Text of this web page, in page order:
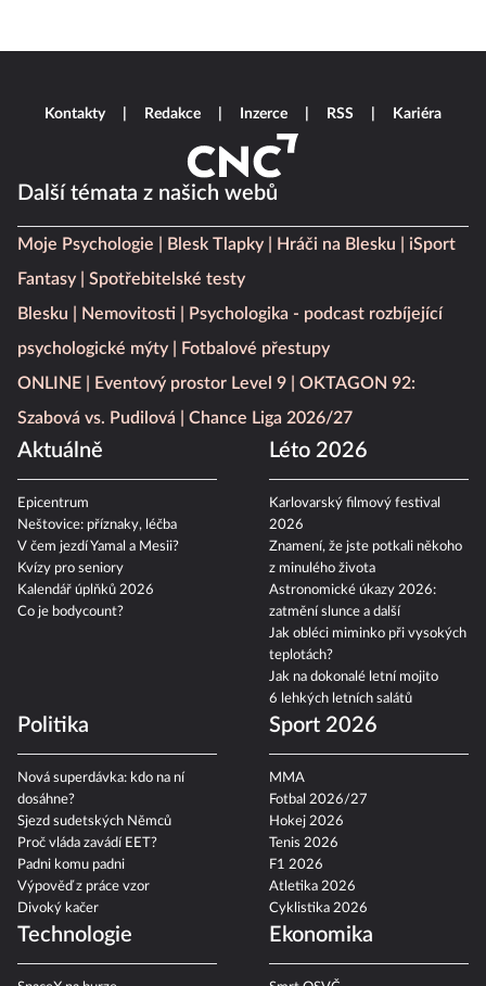
Další témata z našich webů
Moje Psychologie Blesk Tlapky Hráči na Blesku
iSport
Fantasy
Spotřebitelské testy
Blesku
Nemovitosti
Psychologika - podcast rozbíjející
psychologické mýty
Fotbalové přestupy
ONLINE
Eventový prostor Level 9
OKTAGON 92:
Szabová vs. Pudilová
Chance Liga 2026/27
Aktuálně
Epicentrum
Neštovice: příznaky, léčba
V čem jezdí Yamal a Mesii?
Kvízy pro seniory
Kalendář úplňků 2026
Co je bodycount?
Léto 2026
Karlovarský filmový festival
2026
Znamení, že jste potkali někoho
z minulého života
Astronomické úkazy 2026:
zatmění slunce a další
Jak obléci miminko při vysokých
teplotách?
Jak na dokonalé letní mojito
6 lehkých letních salátů
Politika
Nová superdávka: kdo na ní
dosáhne?
Sjezd sudetských Němců
Proč vláda zavádí EET?
Padni komu padni
Výpověď z práce vzor
Divoký kačer
Sport 2026
MMA
Fotbal 2026/27
Hokej 2026
Tenis 2026
F1 2026
Atletika 2026
Cyklistika 2026
Technologie Ekonomika
Kontakty Redakce Inzerce RSS Kariéra